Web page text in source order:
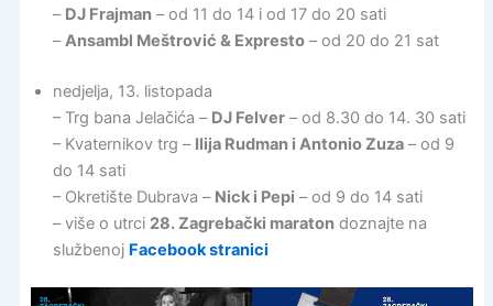
– DJ Frajman– od 11 do 14 i od 17 do 20 sati
–Ansambl Meštrović & Expresto– od 20 do 21 sat
nedjelja, 13. listopada
– Trg bana Jelačića – DJ Felver– od 8.30 do 14. 30 sati
– Kvaternikov trg – Ilija Rudman i Antonio Zuza– od 9
do 14 sati
– Okretište Dubrava – Nick i Pepi – od 9 do 14 sati
– više o utrci 28. Zagrebački maratondoznajte na
službenoj Facebook stranici